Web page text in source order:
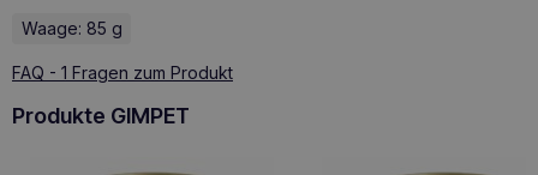
Waage: 85 g
FAQ - 1 Fragen zum Produkt
Produkte GIMPET